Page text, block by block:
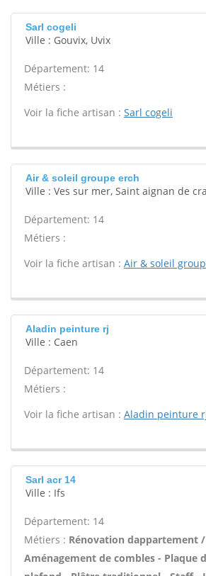
Sarl cogeli
Ville : Gouvix, Uvix
Département: 14
Métiers :
Voir la fiche artisan : Sarl cogeli
Air & soleil groupe erch
Ville : Ves sur mer, Saint aignan de
Département: 14
Métiers :
Voir la fiche artisan : Air & soleil
Aladin peinture rj
Ville : Caen
Département: 14
Métiers :
Voir la fiche artisan : Aladin peinture
Sarl acr 14
Ville : Ifs
Département: 14
Métiers : Rénovation dappartement
Aménagement de combles - Plaque